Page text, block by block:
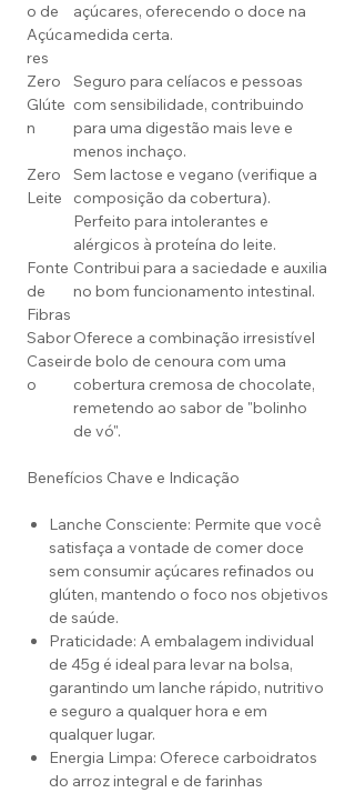
o de
Açúca
res
açúcares, oferecendo o doce na
medida certa.
Zero
Glúte
n
Seguro para celíacos e pessoas
com sensibilidade, contribuindo
para uma digestão mais leve e
menos inchaço.
Zero
Leite
Sem lactose e vegano (verifique a
composição da cobertura).
Perfeito para intolerantes e
alérgicos à proteína do leite.
Fonte
de
Fibras
Contribui para a saciedade e auxilia
no bom funcionamento intestinal.
Sabor
Caseir
o
Oferece a combinação irresistível
de bolo de cenoura com uma
cobertura cremosa de chocolate,
remetendo ao sabor de "bolinho
de vó".
Benefícios Chave e Indicação
Lanche Consciente: Permite que você
satisfaça a vontade de comer doce
sem consumir açúcares refinados ou
glúten, mantendo o foco nos objetivos
de saúde.
Praticidade: A embalagem individual
de 45g é ideal para levar na bolsa,
garantindo um lanche rápido, nutritivo
e seguro a qualquer hora e em
qualquer lugar.
Energia Limpa: Oferece carboidratos
do arroz integral e de farinhas